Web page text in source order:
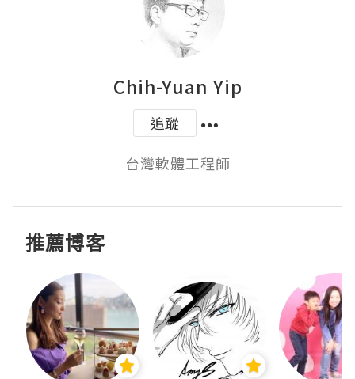
Chih-Yuan Yip
追蹤
台灣軟體工程師
推薦博客